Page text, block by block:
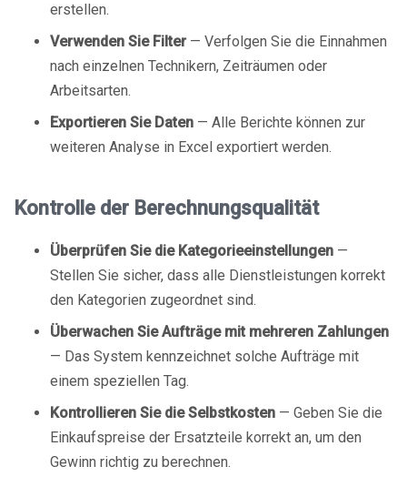
erstellen.
Verwenden Sie Filter— Verfolgen Sie die Einnahmen
nach einzelnen Technikern, Zeiträumen oder
Arbeitsarten.
Exportieren Sie Daten — Alle Berichte können zur
weiteren Analyse in Excel exportiert werden.
Kontrolle der Berechnungsqualität
Überprüfen Sie die Kategorieeinstellungen —
Stellen Sie sicher, dass alle Dienstleistungen korrekt
den Kategorien zugeordnet sind.
Überwachen Sie Aufträge mit mehreren Zahlungen
— Das System kennzeichnet solche Aufträge mit
einem speziellen Tag.
Kontrollieren Sie die Selbstkosten — Geben Sie die
Einkaufspreise der Ersatzteile korrekt an, um den
Gewinn richtig zu berechnen.